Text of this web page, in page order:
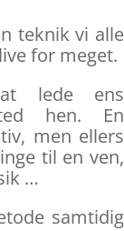
teknik vi alle
for meget.
lede ens
hen. En
men ellers
til en ven,
…
samtidig